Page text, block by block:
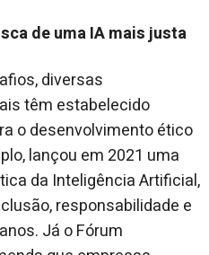
de uma IA mais justa
diversas
têm estabelecido
o desenvolvimento ético
lançou em 2021 uma
da Inteligência Artificial,
responsabilidade e
Já o Fórum